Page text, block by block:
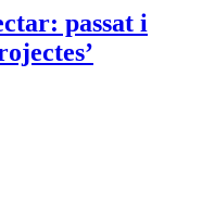
passat i